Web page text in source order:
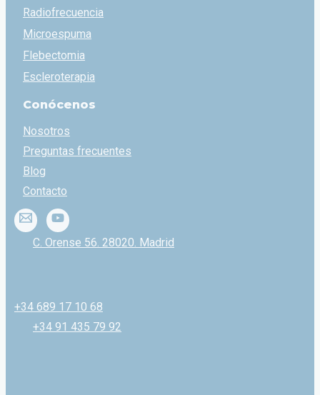
Radiofrecuencia
Microespuma
Flebectomia
Escleroterapia
Conócenos
Nosotros
Preguntas frecuentes
Blog
Contacto
C. Orense 56. 28020. Madrid
+34 689 17 10 68
+34 91 435 79 92